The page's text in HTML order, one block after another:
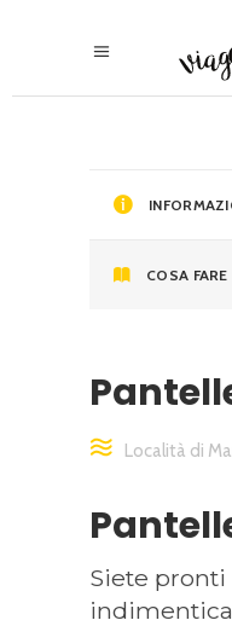
COSA FARE
Località di
Siete pronti